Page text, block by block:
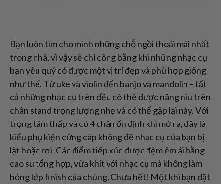
Bạn luôn tìm cho mình những chỗ ngồi thoải mái nhất
trong nhà, vì vậy sẽ chỉ công bằng khi những nhạc cụ
bạn yêu quý có được một vị trí đẹp và phù hợp giống
như thế. Từ uke và violin đến banjo và mandolin – tất
cả những nhạc cụ trên đều có thể được nâng niu trên
chân stand trọng lượng nhẹ và có thể gập lại này. Với
trọng tâm thấp và có 4 chân ổn định khi mở ra, đây là
kiểu phụ kiện cứng cáp không để nhạc cụ của bạn bị
lật hoặc rơi. Các điểm tiếp xúc được đệm êm ái bằng
cao su tổng hợp, vừa khít với nhạc cụ mà không làm
hỏng lớp finish của chúng. Chưa hết! Một khi bạn đặt